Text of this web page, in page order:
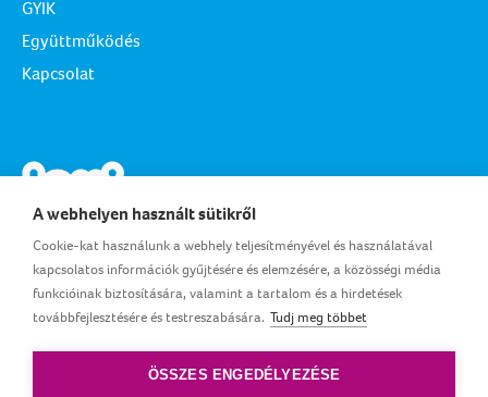
GYIK
Együttműködés
Kapcsolat
HU_HU
A webhelyen használt sütikről
Cookie-kat használunk a webhely teljesítményével és használatával
kapcsolatos információk gyűjtésére és elemzésére, a közösségi média
funkcióinak biztosítására, valamint a tartalom és a hirdetések
továbbfejlesztésére és testreszabására. Tudj meg többet
ÖSSZES ENGEDÉLYEZÉSE